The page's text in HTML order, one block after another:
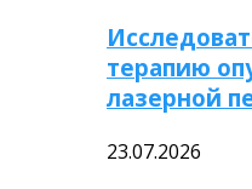
терапию
лазерной
23.07.2026